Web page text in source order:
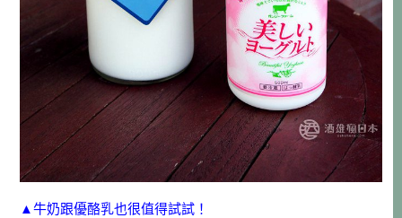
▲牛奶跟優酪乳也很值得試試！